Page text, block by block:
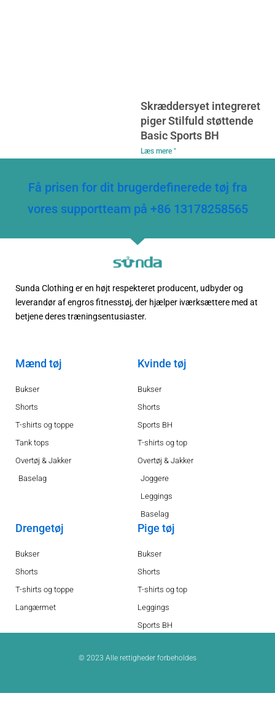
Skræddersyet integreret
piger Stilfuld støttende
Basic Sports BH
Læs mere "
Få prisen for dit brugerdefinerede tøj fra
vores supportteam på +86 13178258565
Sunda Clothing er en højt respekteret producent, udbyder og
leverandør af engros fitnesstøj, der hjælper iværksættere med at
betjene deres træningsentusiaster.
Mænd tøj
Bukser
Shorts
T-shirts og toppe
Tank tops
Overtøj & Jakker
Baselag
Kvinde tøj
Bukser
Shorts
Sports BH
T-shirts og top
Overtøj & Jakker
Joggere
Leggings
Baselag
Drengetøj
Bukser
Shorts
T-shirts og toppe
Langærmet
Pige tøj
Bukser
Shorts
T-shirts og top
Leggings
Sports BH
© 2023 Alle rettigheder forbeholdes